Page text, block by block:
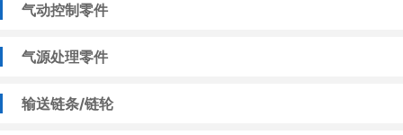
气动控制零件
气源处理零件
输送链条/链轮